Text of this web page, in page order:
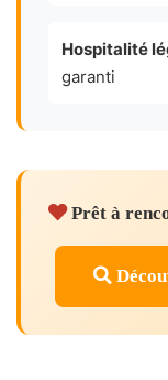
Hospitalité
garanti
Prêt à